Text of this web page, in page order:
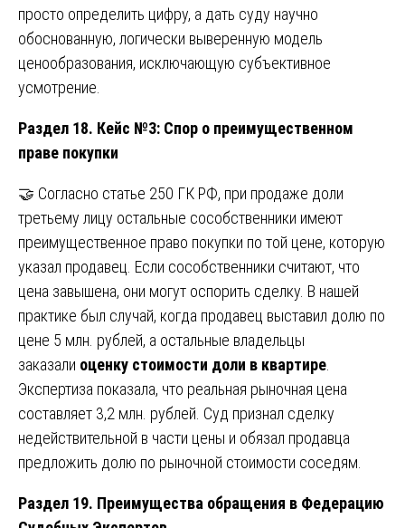
просто определить цифру, а дать суду научно
обоснованную, логически выверенную модель
ценообразования, исключающую субъективное
усмотрение.
Раздел 18. Кейс №3: Спор о преимущественном
праве покупки
🤝 Согласно статье 250 ГК РФ, при продаже доли
третьему лицу остальные сособственники имеют
преимущественное право покупки по той цене, которую
указал продавец. Если сособственники считают, что
цена завышена, они могут оспорить сделку. В нашей
практике был случай, когда продавец выставил долю по
цене 5 млн. рублей, а остальные владельцы
заказали оценку стоимости доли в квартире
Экспертиза показала, что реальная рыночная цена
составляет 3,2 млн. рублей. Суд признал сделку
недействительной в части цены и обязал продавца
предложить долю по рыночной стоимости соседям.
Раздел 19. Преимущества обращения в Федерацию